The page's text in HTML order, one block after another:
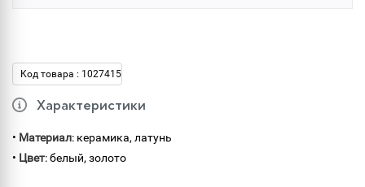
Код товара : 1027415
Характеристики
• Материал: керамика, латунь
• Цвет: белый, золото